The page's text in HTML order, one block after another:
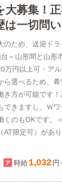
大募集！
一切問
します！
のため、送迎ド
～山形間と山形
万円以上可・ア
ら選べるため、
き方が可能です
できますし、Ｗ
くのもOKです。
AT限定可）があ
経験の方もOKで
たい」「正社員
時給 1,032円